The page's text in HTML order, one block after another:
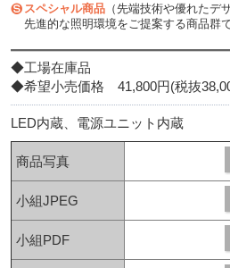
スペシャル商品 （先端技術や優れたデ
先進的な照明環境をご提案する商品群で
◆工場在庫品
◆希望小売価格 41,800円(税抜
LED内蔵、電源ユニット内蔵
商品写真
小組JPEG
小組PDF